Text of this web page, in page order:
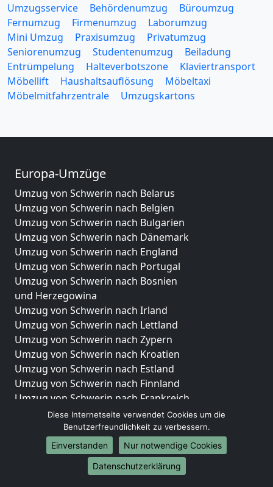
Umzugsservice Behördenumzug
Büroumzug
Fernumzug
Firmenumzug
Laborumzug
Mini Umzug
Praxisumzug
Privatumzug
Seniorenumzug
Studentenumzug
Beiladung
Entrümpelung
Halteverbotszone
Klaviertransport
Möbellift
Haushaltsauflösung
Möbeltaxi
Möbelmitfahrzentrale
Umzugskartons
Europa-Umzüge
Umzug von Schwerin nach Belarus
Umzug von Schwerin nach Belgien
Umzug von Schwerin nach Bulgarien
Umzug von Schwerin nach Dänemark
Umzug von Schwerin nach England
Umzug von Schwerin nach Portugal
Umzug von Schwerin nach Bosnien
und Herzegowina
Umzug von Schwerin nach Irland
Umzug von Schwerin nach Lettland
Umzug von Schwerin nach Zypern
Umzug von Schwerin nach Kroatien
Umzug von Schwerin nach Estland
Umzug von Schwerin nach Finnland
Umzug von Schwerin nach Frankreich
Umzug von Schwerin nach Griechenland
Umzug von Schwerin nach Italien
Umzug von Schwerin nach Liechtenstein
Umzug von Schwerin nach Luxemburg
Umzug von Schwerin nach Niederlande
Diese Internetseite verwendet Cookies um die
Benutzerfreundlichkeit zu verbessern.
Einverstanden
Nur notwendige Cookies
Datenschutzerklärung